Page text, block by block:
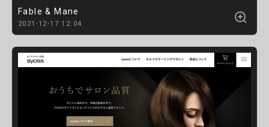
Fable & Mane
2021-12-17 12:04